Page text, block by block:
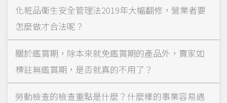
化粧品衛生安全管理法2019年大幅翻修，營業者要
怎麼做才合法呢？
關於鑑賞期，除本來就免鑑賞期的產品外，賣家如
標註無鑑賞期，是否就真的不用了？
勞動檢查的檢查重點是什麼？什麼樣的事業容易遇